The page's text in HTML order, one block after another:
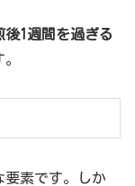
後1週間を過ぎる
要素です。しか